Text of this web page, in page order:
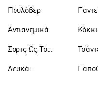
Πουλόβερ
Αντιανεμικά
Σορτς Ως Το
Λευκά